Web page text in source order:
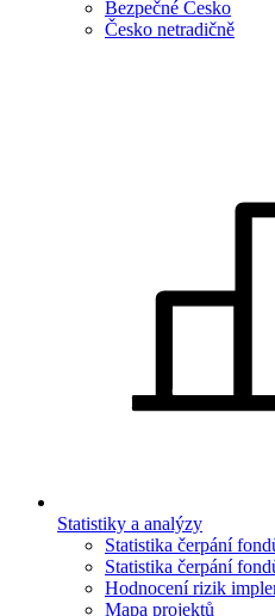
Bezpečné Česko
Česko netradičně
Statistiky a analýzy
Statistika čerpání
Statistika čerpání
Hodnocení rizik
Mapa projektů